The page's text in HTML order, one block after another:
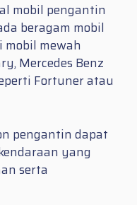
mobil pengantin
beragam mobil
mobil mewah
Mercedes Benz
Fortuner atau
pengantin dapat
yang
serta